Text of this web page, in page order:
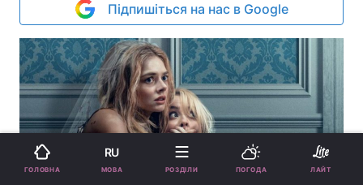
Підпишіться на нас в Google
ГОЛОВНА
RU
МОВА РОЗДІЛИ ПОГОДА ЛАЙТ